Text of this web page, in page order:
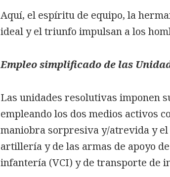
Aquí, el espíritu de equipo, la
ideal y el triunfo impulsan a los
Empleo simplificado de las
Las unidades resolutivas imponen
empleando los dos medios activos
maniobra sorpresiva y/atrevida y
artillería y de las armas de apoyo
infantería (VCI) y de transporte de